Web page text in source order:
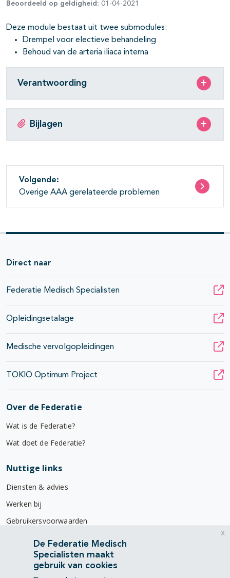
open- en dichtklappen
Beoordeeld op geldigheid: 01-04-2021
Deze module bestaat uit twee submodules:
Drempel voor electieve behandeling
Behoud van de arteria iliaca interna
Verantwoording
Bijlagen
Volgende:
Overige AAA gerelateerde problemen
Direct naar
Federatie Medisch Specialisten
Opleidingsetalage
Medische vervolgopleidingen
TOKIO Optimum Project
Over de Federatie
Wat is de Federatie?
Wat doet de Federatie?
Nuttige links
Diensten & advies
Werken bij
Gebruikersvoorwaarden
Privacyverklaring
Contact
De Federatie Medisch
Specialisten maakt
gebruik van cookies
x